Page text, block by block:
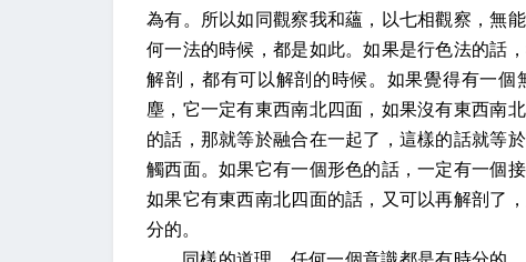
為有。所以如同觀察我和蘊，以七相觀察，無
何一法的時候，都是如此。如果是行色法的話
解剖，都有可以解剖的時候。如果覺得有一
塵，它一定有東西南北四面，如果沒有東西南
的話，那就等於融合在一起了，這樣的話就等
觸西面。如果它有一個形色的話，一定有一個
如果它有東西南北四面的話，又可以再解剖了
分的。